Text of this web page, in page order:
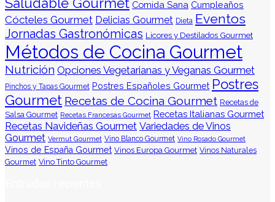
Comida Sana Cumpleaños
Cócteles Gourmet Delicias Gourmet Dieta Eventos
Jornadas Gastronómicas Licores y Destilados Gourmet
Métodos de Cocina Gourmet
Nutrición Opciones Vegetarianas y Veganas Gourmet
Pinchos y Tapas Gourmet Postres Españoles Gourmet Postres
Gourmet Recetas de Cocina Gourmet Recetas de
Salsa Gourmet Recetas Francesas Gourmet Recetas Italianas Gourmet
Recetas Navideñas Gourmet Variedades de Vinos
Gourmet Vermut Gourmet Vino Blanco Gourmet Vino Rosado Gourmet
Vinos de España Gourmet Vinos Europa Gourmet Vinos Naturales
Gourmet Vino Tinto Gourmet